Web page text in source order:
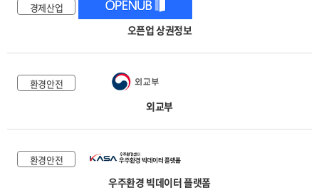
경제산업
오픈업 상권정보
환경안전
외교부
환경안전
우주환경 빅데이터 플랫폼